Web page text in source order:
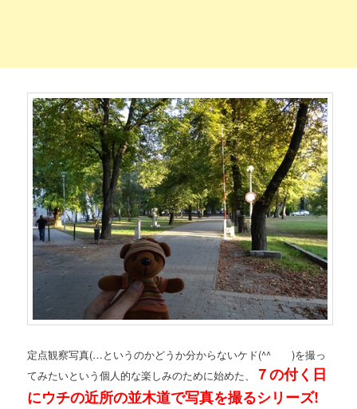
定点観察写真(…というのかどうか分からないケド(^^ゞ )を撮っ
てみたいという個人的な楽しみのために始めた、
７の付く日
にウチの近所の並木道で写真を撮るシリーズ!